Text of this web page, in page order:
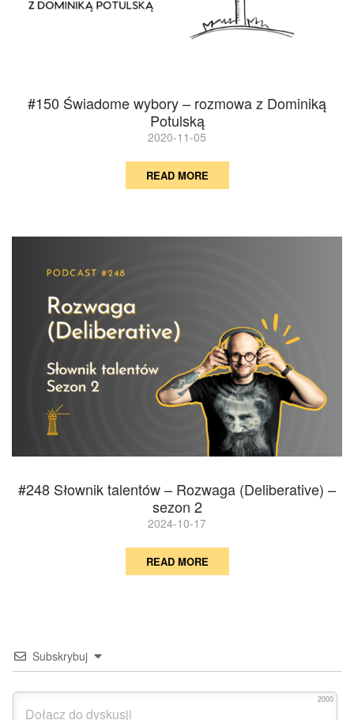
#150 Świadome wybory – rozmowa z Dominiką
Potulską
2020-11-05
READ MORE
#248 Słownik talentów – Rozwaga (Deliberative) –
sezon 2
2024-10-17
READ MORE
Subskrybuj
2000